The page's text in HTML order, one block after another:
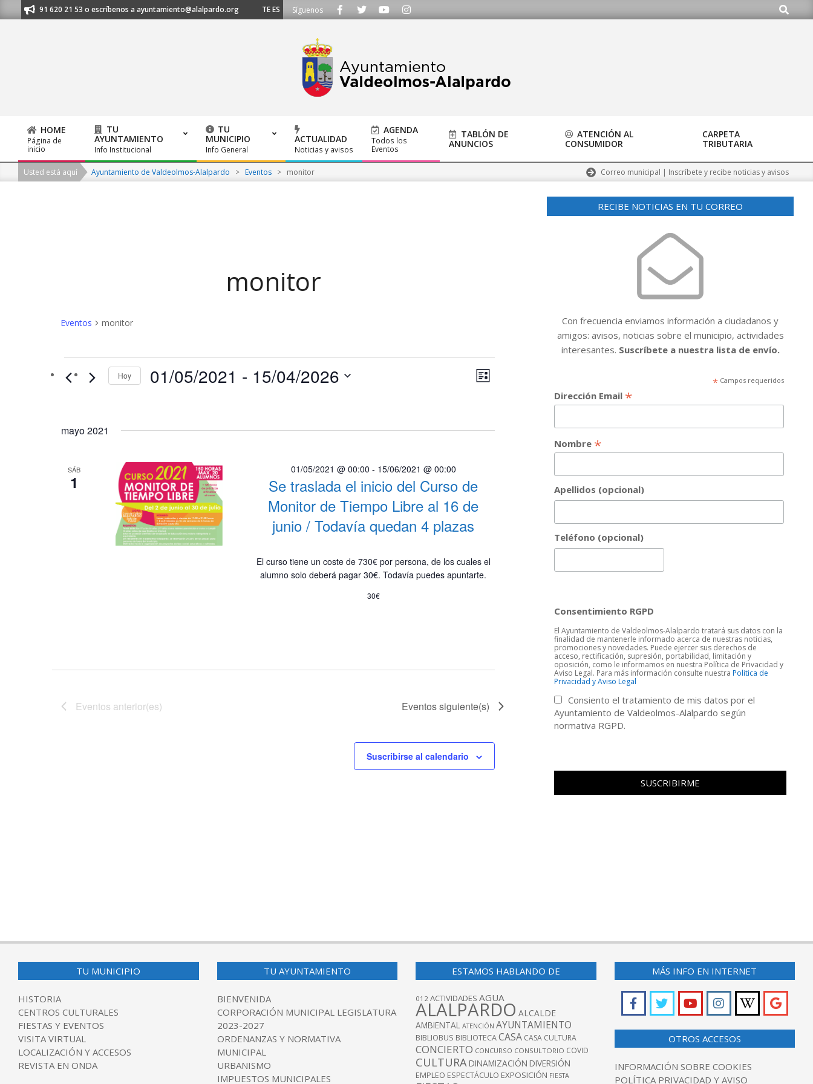
to
al 91 620 21 53 o escríbenos a ayuntamiento@alalpardo.org TE ESCUCHAMOS - Llámanos al 91 620 21 53 o escríbenos a ayuntamiento@alalpardo.org
Síguenos Buscar
Primary
Navigation
Menu
HOME
Página de
inicio
TU
AYUNTAMIENTO
Info Institucional
TU
MUNICIPIO
Info General
ACTUALIDAD
Noticias y avisos
AGENDA
Todos los
Eventos
TABLÓN DE
ANUNCIOS
ATENCIÓN AL
CONSUMIDOR
CARPETA
TRIBUTARIA
Usted está aquí Ayuntamiento de Valdeolmos-Alalpardo > Eventos > monitor Correo municipal | Inscríbete y recibe noticias y avisos
monitor
Eventos monitor
Eventos
N
e
c
i
ó
n
d
a
N
a
g
v
i
e
v
e
t
Lista
Hoy 01/05/2021 - 15/04/2026
mayo 2021
SÁB
1
Se traslada el inicio del Curso de
Monitor de Tiempo Libre al 16 de
junio / Todavía quedan 4 plazas
01/05/2021 @ 00:00 - 15/06/2021 @ 00:00
El curso tiene un coste de 730€ por persona, de los cuales el
alumno solo deberá pagar 30€. Todavía puedes apuntarte.
30€
Eventos anterior(es) Eventossiguiente(s)
Suscribirse al calendario
RECIBE NOTICIAS EN TU CORREO
Con frecuencia enviamos información a ciudadanos y
amigos: avisos, noticias sobre el municipio, actividades
interesantes. Suscríbete a nuestra lista de envío.
* Campos requeridos
Dirección Email *
Nombre *
Apellidos (opcional)
Teléfono (opcional)
Consentimiento RGPD
El Ayuntamiento de Valdeolmos-Alalpardo tratará sus datos con la
finalidad de mantenerle informado acerca de nuestras noticias,
promociones y novedades. Puede ejercer sus derechos de
acceso, rectificación, supresión, portabilidad, limitación y
oposición, como le informamos en nuestra Política de Privacidad y
Aviso Legal. Para más información consulte nuestraPolitica de
Privacidad y Aviso Legal
Consiento el tratamiento de mis datos por el
Ayuntamiento de Valdeolmos-Alalpardo según
normativa RGPD.
TU MUNICIPIO
HISTORIA
CENTROS CULTURALES
FIESTAS Y EVENTOS
VISITA VIRTUAL
LOCALIZACIÓN Y ACCESOS
REVISTA EN ONDA
TU AYUNTAMIENTO
BIENVENIDA
CORPORACIÓN MUNICIPAL LEGISLATURA
2023-2027
ORDENANZAS Y NORMATIVA
MUNICIPAL
URBANISMO
IMPUESTOS MUNICIPALES
ESTAMOS HABLANDO DE
012 ACTIVIDADES AGUA
ALALPARDO ALCALDE
AMBIENTAL ATENCIÓN AYUNTAMIENTO
BIBLIOBUS BIBLIOTECACASA CASA CULTURA
CONCIERTO CONCURSO CONSULTORIO COVID
CULTURA DINAMIZACIÓN DIVERSIÓN
EMPLEO ESPECTÁCULO EXPOSICIÓN FIESTA
MÁS INFO EN INTERNET
OTROS ACCESOS
INFORMACIÓN SOBRE COOKIES
POLÍTICA PRIVACIDAD Y AVISO